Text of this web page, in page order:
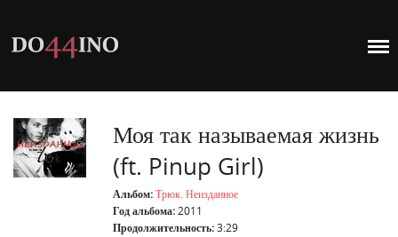
Моя так называемая жизнь
(ft. Pinup Girl)
Альбом:Трюк. Неизданное
Год альбома:2011
Продолжительность:3:29